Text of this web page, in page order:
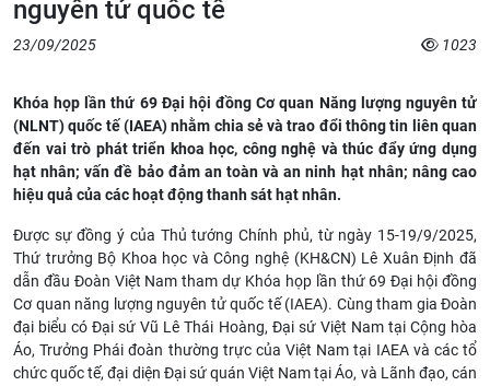
nguyên tử quốc tế
23/09/2025 1023
Khóa họp lần thứ 69 Đại hội đồng Cơ quan Năng lượng nguyên tử
(NLNT) quốc tế (IAEA) nhằm chia sẻ và trao đổi thông tin liên quan
đến vai trò phát triển khoa học, công nghệ và thúc đẩy ứng dụng
hạt nhân; vấn đề bảo đảm an toàn và an ninh hạt nhân; nâng cao
hiệu quả của các hoạt động thanh sát hạt nhân.
Được sự đồng ý của Thủ tướng Chính phủ, từ ngày 15-19/9/2025,
Thứ trưởng Bộ Khoa học và Công nghệ (KH&CN) Lê Xuân Định đã
dẫn đầu Đoàn Việt Nam tham dự Khóa họp lần thứ 69 Đại hội đồng
Cơ quan năng lượng nguyên tử quốc tế (IAEA). Cùng tham gia Đoàn
đại biểu có Đại sứ Vũ Lê Thái Hoàng, Đại sứ Việt Nam tại Cộng hòa
Áo, Trưởng Phái đoàn thường trực của Việt Nam tại IAEA và các tổ
chức quốc tế, đại diện Đại sứ quán Việt Nam tại Áo, và Lãnh đạo, cán